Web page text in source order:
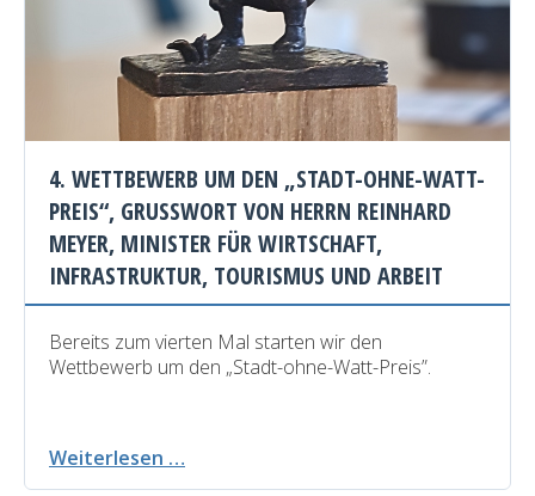
4. WETTBEWERB UM DEN „STADT-OHNE-WATT-
PREIS“, GRUSSWORT VON HERRN REINHARD M
EYER, MINISTER FÜR WIRTSCHAFT, I
NFRASTRUKTUR, TOURISMUS UND ARBEIT
Bereits zum vierten Mal starten wir den
Wettbewerb um den „Stadt-ohne-Watt-Preis”.
Weiterlesen …